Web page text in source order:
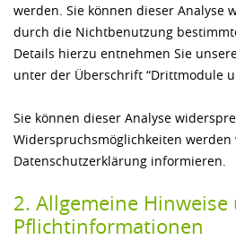
werden. Sie können dieser Analyse
durch die Nichtbenutzung
Details hierzu entnehmen Sie
unter der Überschrift “Drittmodule
Sie können dieser Analyse
Widerspruchsmöglichkeiten werden
Datenschutzerklärung informieren.
2. Allgemeine Hinweise
Pflichtinformationen